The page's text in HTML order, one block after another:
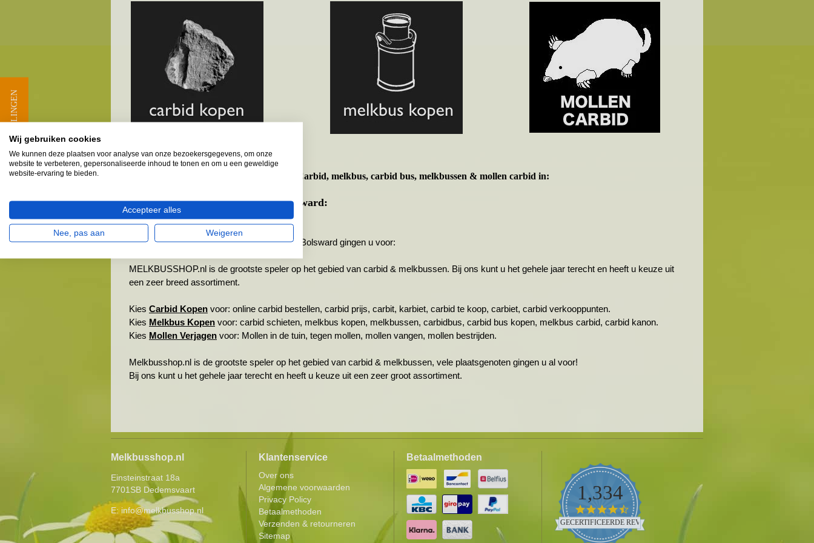
Carbid, melkbus, carbid bus, melkbussen & mollen carbid in:
Provincie Friesland - Gemeente Bolsward:
Bolsward & omgeving
Vele klanten provincie Friesland, gemeente Bolsward gingen u voor:
MELKBUSSHOP.nl is de grootste speler op het gebied van carbid & melkbussen. Bij ons kunt u het gehele jaar terecht en heeft u keuze uit
een zeer breed assortiment.
Kies Carbid Kopen voor: online carbid bestellen, carbid prijs, carbit, karbiet, carbid te koop, carbiet, carbid verkooppunten.
Kies Melkbus Kopen voor: carbid schieten, melkbus kopen, melkbussen, carbidbus, carbid bus kopen, melkbus carbid, carbid kanon.
Kies Mollen Verjagen voor: Mollen in de tuin, tegen mollen, mollen vangen, mollen bestrijden.
Melkbusshop.nl is de grootste speler op het gebied van carbid & melkbussen, vele plaatsgenoten gingen u al voor!
Bij ons kunt u het gehele jaar terecht en heeft u keuze uit een zeer groot assortiment.
Melkbusshop.nl
Einsteinstraat 18a
7701SB Dedemsvaart
E: info@melkbusshop.nl
Klantenservice
Over ons
Algemene voorwaarden
Privacy Policy
Betaalmethoden
Verzenden & retourneren
Sitemap
Betaalmethoden
1,334
4.5
star
rating
GECERTIFICEERDE REVIEWS
★ BEOORDELINGEN
Wij gebruiken cookies
We kunnen deze plaatsen voor analyse van onze bezoekersgegevens, om onze
website te verbeteren, gepersonaliseerde inhoud te tonen en om u een geweldige
website-ervaring te bieden.
Accepteer alles
Nee, pas aan Weigeren